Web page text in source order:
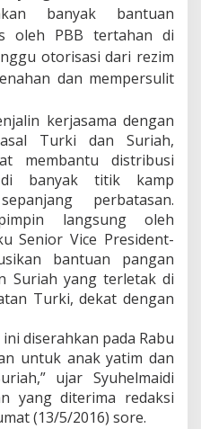
banyak bantuan
oleh PBB tertahan di
otorisasi dari rezim
dan mempersulit
kerjasama dengan
Turki dan Suriah,
membantu distribusi
banyak titik kamp
perbatasan.
langsung oleh
Senior Vice President-
bantuan pangan
Suriah yang terletak di
Turki, dekat dengan
diserahkan pada Rabu
untuk anak yatim dan
ujar Syuhelmaidi
yang diterima redaksi
(13/5/2016) sore.